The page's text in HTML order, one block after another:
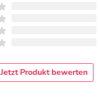
Jetzt Produkt bewerten